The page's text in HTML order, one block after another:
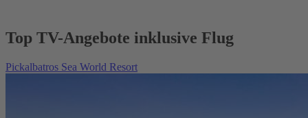
Top TV-Angebote inklusive Flug
Pickalbatros Sea World Resort